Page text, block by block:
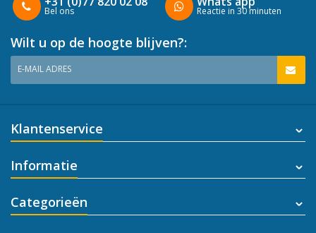
Bel ons Reactie in 30 minuten
Wilt u op de hoogte blijven?:
E-MAIL ADRES
Klantenservice
Informatie
Categorieën